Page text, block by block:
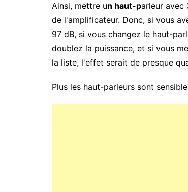
Ainsi, mettre un haut-parleur avec
de l'amplificateur. Donc, si vous
97 dB, si vous changez le haut-
doublez la puissance, et si vous
la liste, l'effet serait de presque
Plus les haut-parleurs sont